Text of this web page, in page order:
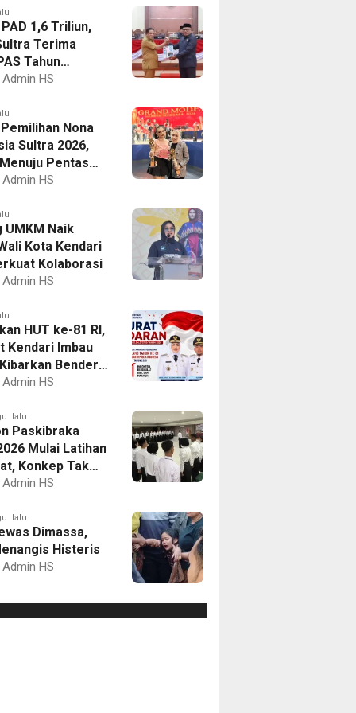
1,6 Triliun,
Terima
Tahun
2027
Admin HS
Nona
Sultra 2026,
Pentas
Admin HS
UMKM Naik
Kota Kendari
Kolaborasi
Admin HS
HUT ke-81 RI,
Kendari Imbau
Bendera
dan Gelar
Admin HS
lalu
Paskibraka
Mulai Latihan
Konkep Tak
Admin HS
lalu
Dimassa,
Histeris
Admin HS